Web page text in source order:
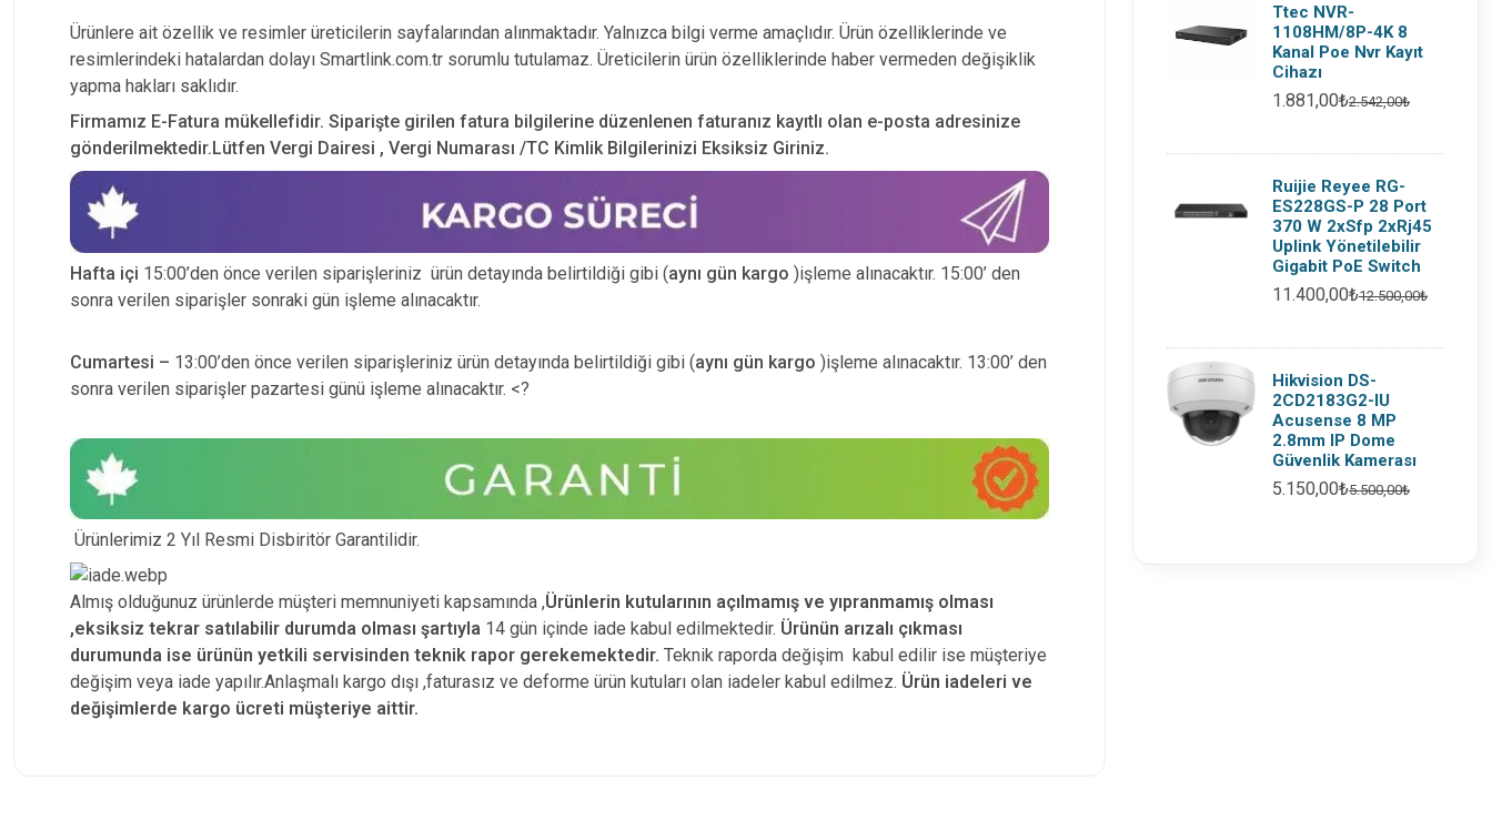
Ürünlere ait özellik ve resimler üreticilerin sayfalarından alınmaktadır. Yalnızca bilgi verme amaçlıdır. Ürün özelliklerinde ve
resimlerindeki hatalardan dolayı Smartlink.com.tr sorumlu tutulamaz. Üreticilerin ürün özelliklerinde haber vermeden değişiklik
yapma hakları saklıdır.
Firmamız E-Fatura mükellefidir. Siparişte girilen fatura bilgilerine düzenlenen faturanız kayıtlı olan e-posta adresinize
gönderilmektedir.Lütfen Vergi Dairesi , Vergi Numarası /TC Kimlik Bilgilerinizi Eksiksiz Giriniz.
Hafta içi 15:00’den önce verilen siparişleriniz ürün detayında belirtildiği gibi (aynı gün kargo )işleme alınacaktır. 15:00’ den
sonra verilen siparişler sonraki gün işleme alınacaktır.
Cumartesi – 13:00’den önce verilen siparişleriniz ürün detayında belirtildiği gibi (aynı gün kargo )işleme alınacaktır. 13:00’ den
sonra verilen siparişler pazartesi günü işleme alınacaktır. <?
Ürünlerimiz 2 Yıl Resmi Disbiritör Garantilidir.
Almış olduğunuz ürünlerde müşteri memnuniyeti kapsamında ,Ürünlerin kutularının açılmamış ve yıpranmamış olması
,eksiksiz tekrar satılabilir durumda olması şartıyla 14 gün içinde iade kabul edilmektedir. Ürünün arızalı çıkması
durumunda ise ürünün yetkili servisinden teknik rapor gerekemektedir. Teknik raporda değişim kabul edilir ise müşteriye
değişim veya iade yapılır.Anlaşmalı kargo dışı ,faturasız ve deforme ürün kutuları olan iadeler kabul edilmez. Ürün iadeleri ve
değişimlerde kargo ücreti müşteriye aittir.
Ttec NVR-
1108HM/8P-4K 8
Kanal Poe Nvr Kayıt
Cihazı
1.881,00₺2.542,00₺
Ruijie Reyee RG-
ES228GS-P 28 Port
370 W 2xSfp 2xRj45
Uplink Yönetilebilir
Gigabit PoE Switch
11.400,00₺12.500,00₺
Hikvision DS-
2CD2183G2-IU
Acusense 8 MP
2.8mm IP Dome
Güvenlik Kamerası
5.150,00₺5.500,00₺